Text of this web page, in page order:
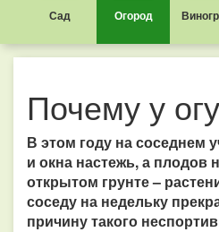
Сад Огород
Почему у
В этом году на соседнем
и окна настежь, а плодов
открытом грунте –
соседу на недельку
причину такого